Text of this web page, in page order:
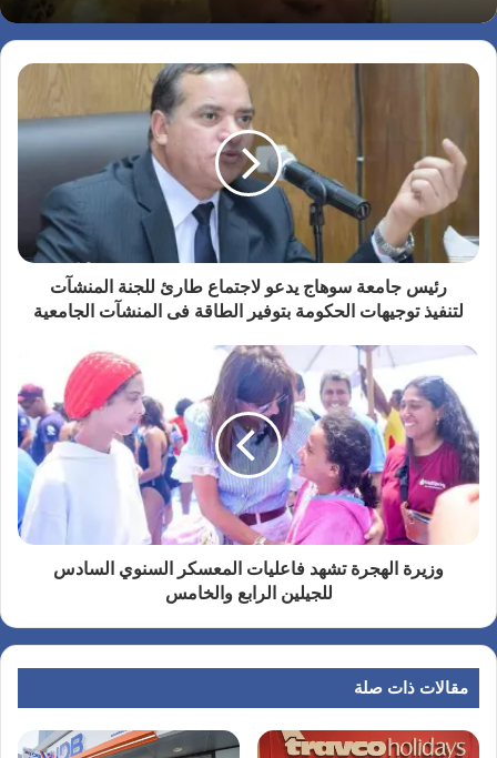
رئيس جامعة سوهاج يدعو لاجتماع طارئ للجنة المنشآت
لتنفيذ توجيهات الحكومة بتوفير الطاقة فى المنشآت الجامعية
وزيرة الهجرة تشهد فاعليات المعسكر السنوي السادس
للجيلين الرابع والخامس
مقالات ذات صلة